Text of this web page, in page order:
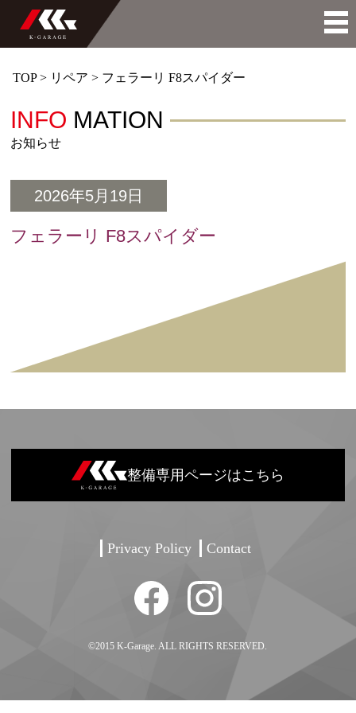
TOP> リペア > フェラーリ F8スパイダー
INFO MATION
お知らせ
2026年5月19日
フェラーリ F8スパイダー
整備専用ページはこちら
©2015 K-Garage. ALL RIGHTS RESERVED.
Privacy Policy Contact